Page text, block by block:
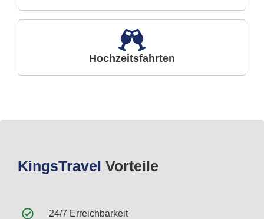
Hochzeitsfahrten
KingsTravel Vorteile
24/7 Erreichbarkeit